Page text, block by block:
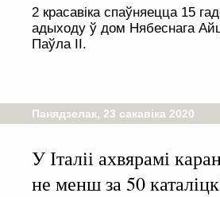
2 красавіка спаўняецца 15
адыходу ў дом Нябеснага
Паўла ІІ.
Панядзелак, 23 сакавіка 2020
У Італіі ахвярамі
не менш за 50